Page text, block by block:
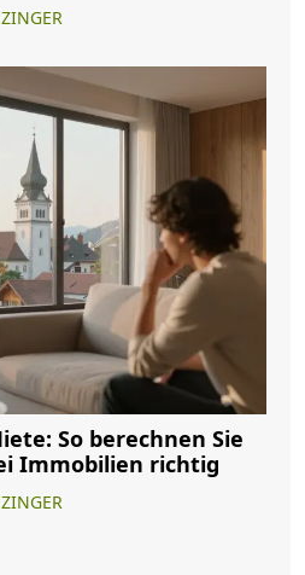
So berechnen Sie
Immobilien richtig